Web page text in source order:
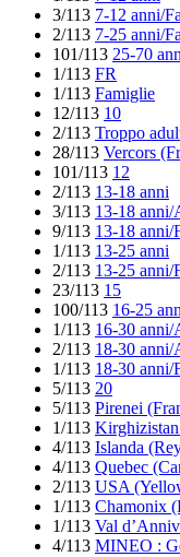
3/113 7-12 anni/
2/113 7-25 anni/
101/113 25-70
1/113 FR
1/113 Famiglie
12/113 10
2/113 Troppo
28/113 Vercors
101/113 12
2/113 13-18 anni
3/113 13-18 anni/
9/113 13-18 anni/
1/113 13-25 anni
2/113 13-25 anni/
23/113 15
100/113 16-25
1/113 16-30 anni/
2/113 18-30 anni/
1/113 18-30 anni/
5/113 20
5/113 Pirenei
1/113
4/113 Islanda
4/113 Quebec
2/113 USA
1/113 Chamonix
1/113 Val
4/113 MINEO :